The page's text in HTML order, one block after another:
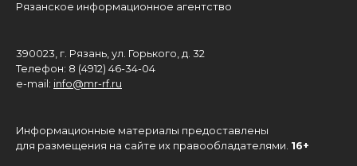
Рязанское информационное агентство
390023, г. Рязань, ул. Горького, д. 32
Телефон: 8 (4912) 46-34-04
e-mail: info@mr-rf.ru
Информационные материалы предоставлены
для размещения на сайте их правообладателями. 16+